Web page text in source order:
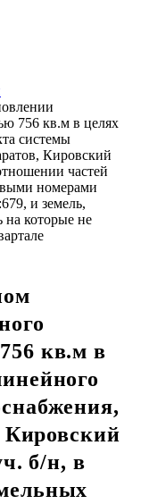
756 кв.м в целях
системы
Кировский
частей
номерами
и земель,
на которые не
кв.м в
Кировский
б/н, в